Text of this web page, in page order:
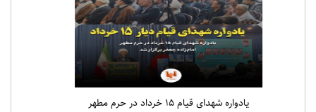
یادواره شهدای قیام ۱۵ خرداد در حرم مطهر